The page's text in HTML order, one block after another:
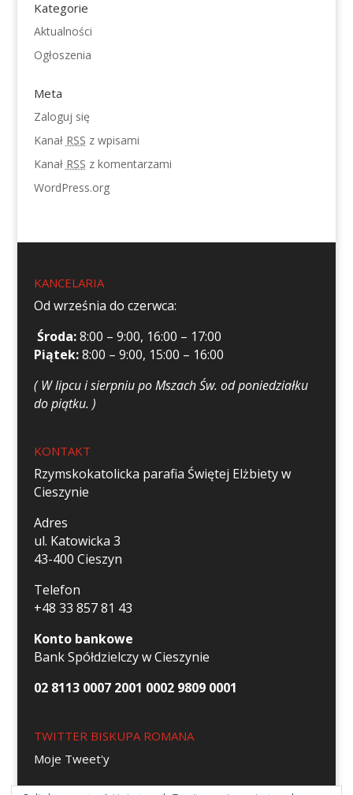
Kategorie
Aktualności
Ogłoszenia
Meta
Zaloguj się
Kanał RSS z wpisami
Kanał RSS z komentarzami
WordPress.org
KANCELARIA
Od września do czerwca:
Środa:8:00 – 9:00, 16:00 – 17:00
Piątek:8:00 – 9:00, 15:00 – 16:00
( W lipcu i sierpniu po Mszach Św. od poniedziałku
do piątku. )
KONTAKT
Rzymskokatolicka parafia Świętej Elżbiety w
Cieszynie
Adres
ul. Katowicka 3
43-400 Cieszyn
Telefon
+48 33 857 81 43
Konto bankowe
Bank Spółdzielczy w Cieszynie
02 8113 0007 2001 0002 9809 0001
TWITTER BISKUPA ROMANA
Moje Tweet'y